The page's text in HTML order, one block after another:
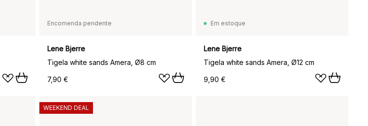
Encomenda pendente
Lene Bjerre
Tigela white sands Amera, Ø8 cm
7,90 €
Em estoque
Lene Bjerre
Tigela white sands Amera, Ø12 cm
9,90 €
WEEKEND DEAL